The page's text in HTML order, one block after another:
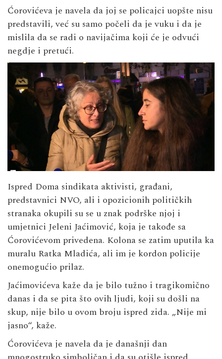
Ćorovićeva je navela da joj se policajci uopšte nisu
predstavili, već su samo počeli da je vuku i da je
mislila da se radi o navijačima koji će je odvući
negdje i pretući.
Ispred Doma sindikata aktivisti, građani,
predstavnici NVO, ali i opozicionih političkih
stranaka okupili su se u znak podrške njoj i
umjetnici Jeleni Jaćimović, koja je takođe sa
Ćorovićevom privedena. Kolona se zatim uputila ka
muralu Ratka Mladića, ali im je kordon policije
onemogućio prilaz.
Jaćimovićeva kaže da je bilo tužno i tragikomično
danas i da se pita što ovih ljudi, koji su došli na
skup, nije bilo u ovom broju ispred zida. „Nije mi
jasno“, kaže.
Ćorovićeva je navela da je današnji dan